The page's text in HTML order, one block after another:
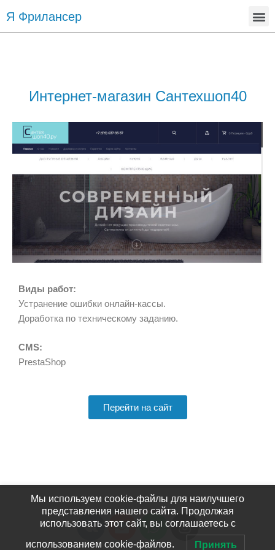
Я Фрилансер
Интернет-магазин Сантехшоп40
Виды работ:
Устранение ошибки онлайн-кассы.
Доработка по техническому заданию.
CMS:
PrestaShop
Перейти на сайт
Мы используем cookie-файлы для наилучшего
представления нашего сайта. Продолжая
использовать этот сайт, вы соглашаетесь с
использованием cookie-файлов. Принять